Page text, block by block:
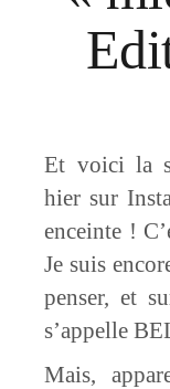
Et voici la
hier sur
enceinte !
Je suis
penser, et
s’appelle
Mais,